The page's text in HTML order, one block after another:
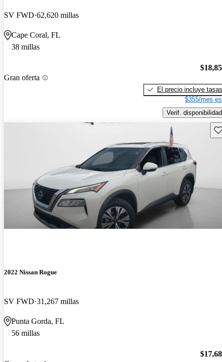
SV FWD 62,620 millas
Cape Coral, FL
38 millas
Gran oferta
El precio incluye tasas
$355/mes
Verif. disponibilidad
2022 Nissan Rogue
SV FWD 31,267 millas
Punta Gorda, FL
56 millas